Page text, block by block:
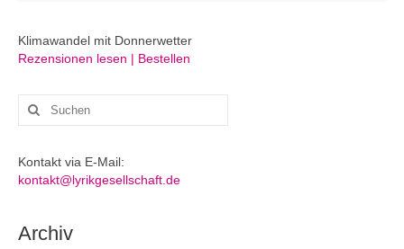
Klimawandel mit Donnerwetter
Rezensionen lesen | Bestellen
Suchen
nach:
Kontakt via E-Mail:
kontakt@lyrikgesellschaft.de
Archiv